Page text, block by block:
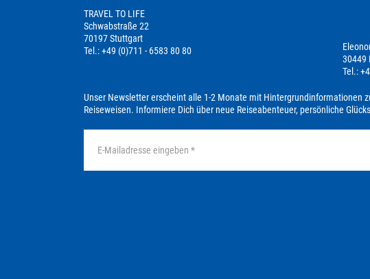
TRAVEL TO LIFE
Schwabstraße 22
70197 Stuttgart
Tel.: +49 (0)711 - 6583 80 80
30449
Tel.:
Unser Newsletter erscheint alle 1-2 Monate mit Hintergrundinformationen
Reiseweisen. Informiere Dich über neue Reiseabenteuer, persönliche